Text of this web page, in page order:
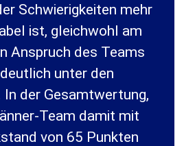
Schwierigkeiten mehr
ist, gleichwohl am
Anspruch des Teams
unter den
In der Gesamtwertung,
Team damit mit
von 65 Punkten